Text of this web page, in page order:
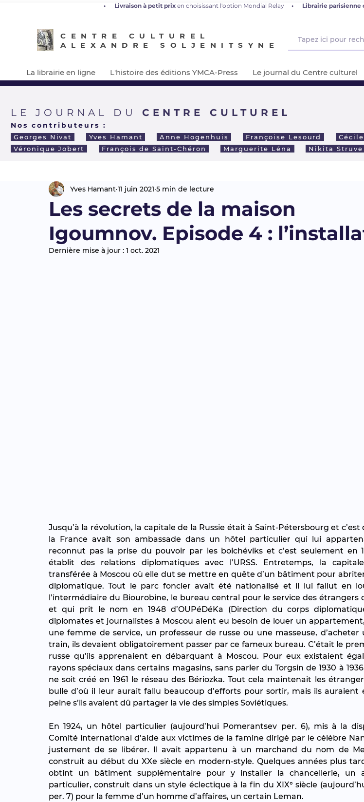
CENTRE CULTUREL
ALEXANDRE SOLJENITSYNE
La librairie en ligne L'histoire des éditions YMCA-Press Le journal du Centre culturel
LE JOURNAL DU CENTRE CULTUREL
Nos contributeurs :
Georges Nivat Yves Hamant Anne Hogenhuis Françoise Lesourd
Véronique Jobert
François de Saint-Chéron Marguerite Léna Nikita Struve
Les secrets de la maison
Igoumnov. Episode 4 :
Yves Hamant 11 juin 2021 5 min de lecture
Dernière mise à jour : 1 oct. 2021
Jusqu’à la révolution, la capitale de la Russie était à Saint-Pétersbourg et c’est
la France avait son ambassade dans un hôtel particulier qui lui
reconnut pas la prise du pouvoir par les bolchéviks et c’est seulement en
établit des relations diplomatiques avec l’URSS. Entretemps, la
transférée à Moscou où elle dut se mettre en quête d’un bâtiment pour
diplomatique. Tout le parc foncier avait été nationalisé et il lui fallut en
l’intermédiaire du Biourobine, le bureau central pour le service des étrangers
et qui prit le nom en 1948 d’OUPéDéKa (Direction du corps
diplomates et journalistes à Moscou aient eu besoin de louer un
une femme de service, un professeur de russe ou une masseuse, d’acheter
train, ils devaient obligatoirement passer par ce fameux bureau. C’était le
russe qu’ils apprenaient en débarquant à Moscou. Pour eux existaient
rayons spéciaux dans certains magasins, sans parler du Torgsin de 1930 à
ne soit créé en 1961 le réseau des Bériozka. Tout cela maintenait les
bulle d’où il leur aurait fallu beaucoup d’efforts pour sortir, mais ils auraient
peine s’ils avaient dû partager la vie des simples Soviétiques.
En 1924, un hôtel particulier (aujourd’hui Pomerantsev per. 6), mis à la
Comité international d’aide aux victimes de la famine dirigé par le célèbre
justement de se libérer. Il avait appartenu à un marchand du nom de
construit au début du XXe siècle en modern-style. Quelques années plus
obtint un bâtiment supplémentaire pour y installer la chancellerie, un
particulier, construit dans un style éclectique à la fin du XIX° siècle
per. 7) pour la femme d’un homme d’affaires, un certain Leman.
• Livraison à petit prix en choisissant l'option Mondial Relay • Librairie parisienne